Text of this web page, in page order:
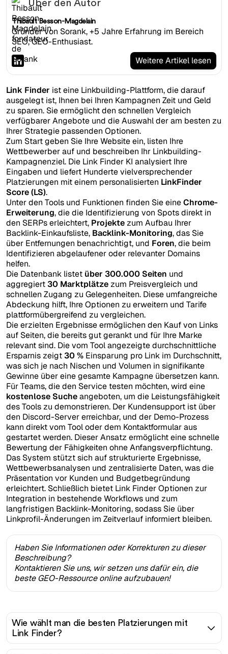
Über den Autor
Thibault Besson-Magdelain
Gründer von Sorank, +5 Jahre Erfahrung im Bereich
SEO, GEO-Enthusiast.
Weitere Artikel lesen
Link Finder ist eine Linkbuilding-Plattform, die darauf
ausgelegt ist, Ihnen bei Ihren Kampagnen Zeit und Geld
zu sparen. Sie ermöglicht den schnellen Vergleich
verfügbarer Angebote und die Auswahl der am besten zu
Ihrer Strategie passenden Optionen.
Zum Start geben Sie Ihre Website ein, listen Ihre
Wettbewerber auf und beschreiben Ihr Linkbuilding-
Kampagnenziel. Die Link Finder KI analysiert Ihre
Eingaben und liefert Hunderte vielversprechender
Platzierungen mit einem personalisierten LinkFinder
Score (LS).
Unter den Tools und Funktionen finden Sie eineChrome-
Erweiterung, die die Identifizierung von Spots direkt in
den SERPs erleichtert, Projektezum Aufbau Ihrer
Backlink-Einkaufsliste, Backlink-Monitoring, das Sie
über Entfernungen benachrichtigt, und Foren, die beim
Identifizieren abgelaufener oder relevanter Domains
helfen.
Die Datenbank listet über 300.000 Seiten und
aggregiert30 Marktplätzezum Preisvergleich und
schnellen Zugang zu Gelegenheiten. Diese umfangreiche
Abdeckung hilft, Ihre Optionen zu erweitern und Tarife
plattformübergreifend zu vergleichen.
Die erzielten Ergebnisse ermöglichen den Kauf von Links
auf Seiten, die bereits gut gerankt und für Ihre Marke
relevant sind. Die vom Tool angezeigte durchschnittliche
Ersparnis zeigt30 % Einsparung pro Link im Durchschnitt,
was sich je nach Nischen und Volumen in signifikante
Gewinne über eine gesamte Kampagne übersetzen kann.
Für Teams, die den Service testen möchten, wird eine
kostenlose Sucheangeboten, um die Leistungsfähigkeit
des Tools zu demonstrieren. Der Kundensupport ist über
den Discord-Server erreichbar, und der Demo-Prozess
kann direkt vom Tool oder dem Kontaktformular aus
gestartet werden. Dieser Ansatz ermöglicht eine schnelle
Bewertung der Fähigkeiten ohne Anfangsverpflichtung.
Das System stützt sich auf strukturierte Ergebnisse,
Wettbewerbsanalysen und zentralisierte Daten, was die
Präsentation vor Kunden und Budgetbegründung
erleichtert. Schließlich bietet Link Finder Optionen zur
Integration in bestehende Workflows und zum
langfristigen Backlink-Monitoring, sodass Sie über
Linkprofil-Änderungen im Zeitverlauf informiert bleiben.
Haben Sie Informationen oder Korrekturen zu dieser
Beschreibung?
Kontaktieren Sie uns, wir setzen uns dafür ein, die
beste GEO-Ressource online aufzubauen!
Wie wählt man die besten Platzierungen mit
Link Finder?